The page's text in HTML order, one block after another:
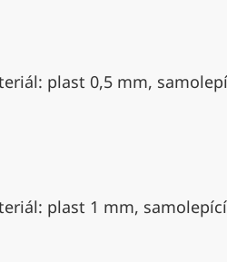
plast 0,5 mm,
plast 1 mm,